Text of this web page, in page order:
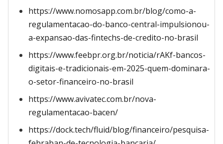
https://www.nomosapp.com.br/blog/como-a-
regulamentacao-do-banco-central-impulsionou-
a-expansao-das-fintechs-de-credito-no-brasil
https://www.feebpr.org.br/noticia/rAKf-bancos-
digitais-e-tradicionais-em-2025-quem-dominara-
o-setor-financeiro-no-brasil
https://www.avivatec.com.br/nova-
regulamentacao-bacen/
https://dock.tech/fluid/blog/financeiro/pesquisa-